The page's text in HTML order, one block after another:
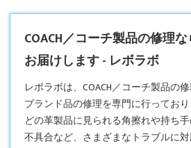
COACH／コーチ製品の修理
お届けします - レボラボ
レボラボは、 COACH／コーチ製品の
ブランド品の修理を専門に行ってお
どの革製品に見られる角擦れや持ち
不具合など、さまざまなトラブルに